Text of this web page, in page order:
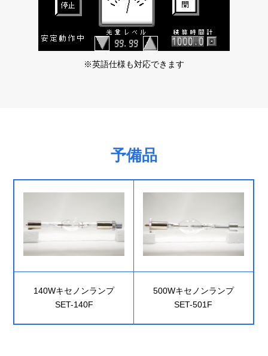
※英語仕様も対応できます
予備品
140Wキセノンランプ
SET-140F
500Wキセノンランプ
SET-501F